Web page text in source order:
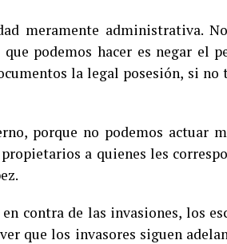
meramente administrativa.
podemos hacer es negar el
la legal posesión, si
porque no podemos actuar
a quienes les
contra de las invasiones, los
que los invasores siguen